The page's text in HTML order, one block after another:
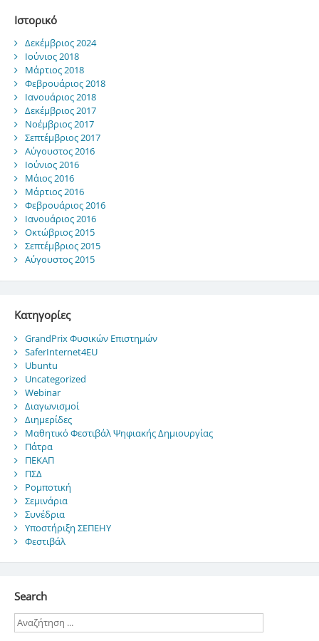
Ιστορικό
Δεκέμβριος 2024
Ιούνιος 2018
Μάρτιος 2018
Φεβρουάριος 2018
Ιανουάριος 2018
Δεκέμβριος 2017
Νοέμβριος 2017
Σεπτέμβριος 2017
Αύγουστος 2016
Ιούνιος 2016
Μάιος 2016
Μάρτιος 2016
Φεβρουάριος 2016
Ιανουάριος 2016
Οκτώβριος 2015
Σεπτέμβριος 2015
Αύγουστος 2015
Kατηγορίες
GrandPrix Φυσικών Επιστημών
SaferInternet4EU
Ubuntu
Uncategorized
Webinar
Διαγωνισμοί
Διημερίδες
Μαθητικό Φεστιβάλ Ψηφιακής Δημιουργίας
Πάτρα
ΠΕΚΑΠ
ΠΣΔ
Ρομποτική
Σεμινάρια
Συνέδρια
Υποστήριξη ΣΕΠΕΗΥ
Φεστιβάλ
Search